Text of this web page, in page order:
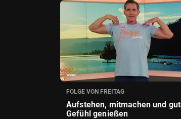
FOLGE VON FREITAG
Aufstehen, mitmachen und
Gefühl genießen